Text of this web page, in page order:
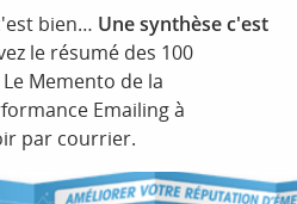
bien… Une synthèse c'est
le résumé des 100
Memento de la
Emailing à
par courrier.